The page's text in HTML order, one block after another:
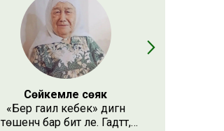
Сөйкемле сөяк
«Бер гаилә кебек» дигән
төшенчә бар бит әле. Гадәттә,